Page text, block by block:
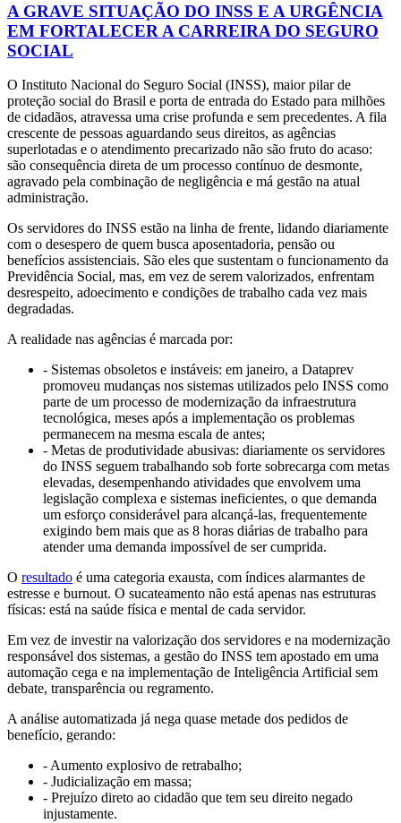
A GRAVE SITUAÇÃO DO INSS E A URGÊNCIA
EM FORTALECER A CARREIRA DO SEGURO
SOCIAL
O Instituto Nacional do Seguro Social (INSS), maior pilar de
proteção social do Brasil e porta de entrada do Estado para milhões
de cidadãos, atravessa uma crise profunda e sem precedentes. A fila
crescente de pessoas aguardando seus direitos, as agências
superlotadas e o atendimento precarizado não são fruto do acaso:
são consequência direta de um processo contínuo de desmonte,
agravado pela combinação de negligência e má gestão na atual
administração.
Os servidores do INSS estão na linha de frente, lidando diariamente
com o desespero de quem busca aposentadoria, pensão ou
benefícios assistenciais. São eles que sustentam o funcionamento da
Previdência Social, mas, em vez de serem valorizados, enfrentam
desrespeito, adoecimento e condições de trabalho cada vez mais
degradadas.
A realidade nas agências é marcada por:
- Sistemas obsoletos e instáveis: em janeiro, a Dataprev
promoveu mudanças nos sistemas utilizados pelo INSS como
parte de um processo de modernização da infraestrutura
tecnológica, meses após a implementação os problemas
permanecem na mesma escala de antes;
- Metas de produtividade abusivas: diariamente os servidores
do INSS seguem trabalhando sob forte sobrecarga com metas
elevadas, desempenhando atividades que envolvem uma
legislação complexa e sistemas ineficientes, o que demanda
um esforço considerável para alcançá-las, frequentemente
exigindo bem mais que as 8 horas diárias de trabalho para
atender uma demanda impossível de ser cumprida.
O resultado é uma categoria exausta, com índices alarmantes de
estresse e burnout. O sucateamento não está apenas nas estruturas
físicas: está na saúde física e mental de cada servidor.
Em vez de investir na valorização dos servidores e na modernização
responsável dos sistemas, a gestão do INSS tem apostado em uma
automação cega e na implementação de Inteligência Artificial sem
debate, transparência ou regramento.
A análise automatizada já nega quase metade dos pedidos de
benefício, gerando:
- Aumento explosivo de retrabalho;
- Judicialização em massa;
- Prejuízo direto ao cidadão que tem seu direito negado
injustamente.